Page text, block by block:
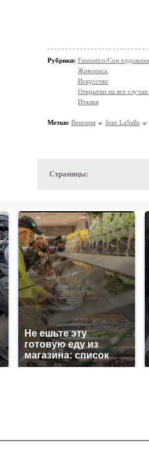
Рубрики: Fantastico/Сон
Живопись
Искусство
Открытки на все
Италия
Метки: Венеция Jean LaSalle
Страницы:
Не ешьте эту
готовую еду из
магазина: список